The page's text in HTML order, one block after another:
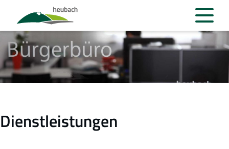
Dienstleistungen